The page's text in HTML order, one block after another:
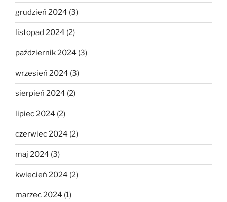
grudzień 2024 (3)
listopad 2024 (2)
październik 2024 (3)
wrzesień 2024 (3)
sierpień 2024 (2)
lipiec 2024 (2)
czerwiec 2024 (2)
maj 2024 (3)
kwiecień 2024 (2)
marzec 2024 (1)